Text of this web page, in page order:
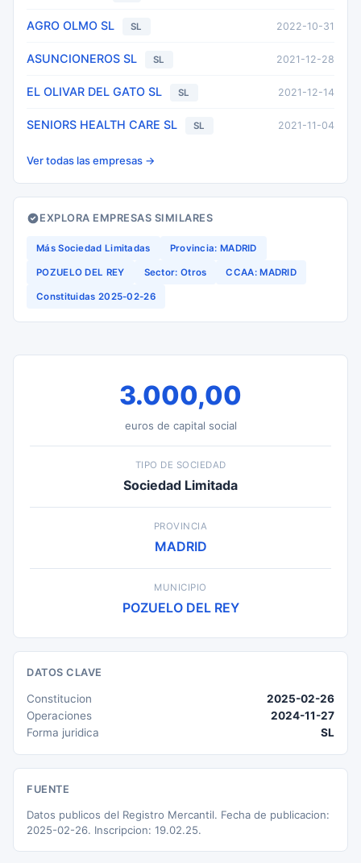
AGRO OLMO SL SL 2022-10-31
ASUNCIONEROS SL SL 2021-12-28
EL OLIVAR DEL GATO SL SL 2021-12-14
SENIORS HEALTH CARE SL SL 2021-11-04
Ver todas las empresas →
EXPLORA EMPRESAS SIMILARES
Más Sociedad Limitadas Provincia: MADRID
POZUELO DEL REY Sector: Otros CCAA: MADRID
Constituidas 2025-02-26
3.000,00
euros de capital social
TIPO DE SOCIEDAD
Sociedad Limitada
PROVINCIA
MADRID
MUNICIPIO
POZUELO DEL REY
DATOS CLAVE
Constitucion
2025-02-26
Operaciones
2024-11-27
Forma juridica
SL
FUENTE
Datos publicos del Registro Mercantil. Fecha de publicacion:
2025-02-26. Inscripcion: 19.02.25.